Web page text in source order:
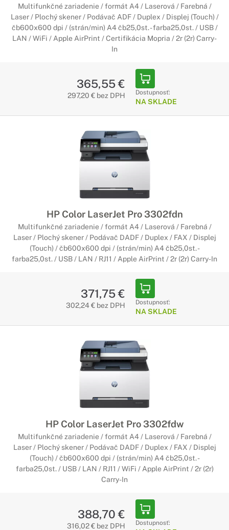
Multifunkčné zariadenie / formát A4 / Laserová / Farebná /
Laser / Plochý skener / Podávač ADF / Duplex / Displej (Touch) /
čb600x600 dpi / (strán/min) A4 čb25,0st. - farba25,0st. / USB /
LAN / WiFi / Apple AirPrint / Certifikácia Mopria / 2r (2r) Carry-
In
365,55 €
297,20 € bez DPH Dostupnosť:
NA SKLADE
HP Color LaserJet Pro 3302fdn
Multifunkčné zariadenie / formát A4 / Laserová / Farebná /
Laser / Plochý skener / Podávač DADF / Duplex / FAX / Displej
(Touch) / čb600x600 dpi / (strán/min) A4 čb25,0st. -
farba25,0st. / USB / LAN / RJ11 / Apple AirPrint / 2r (2r) Carry-In
371,75 €
302,24 € bez DPH Dostupnosť:
NA SKLADE
HP Color LaserJet Pro 3302fdw
Multifunkčné zariadenie / formát A4 / Laserová / Farebná /
Laser / Plochý skener / Podávač DADF / Duplex / FAX / Displej
(Touch) / čb600x600 dpi / (strán/min) A4 čb25,0st. -
farba25,0st. / USB / LAN / RJ11 / WiFi / Apple AirPrint / 2r (2r)
Carry-In
388,70 €
316,02 € bez DPH Dostupnosť: